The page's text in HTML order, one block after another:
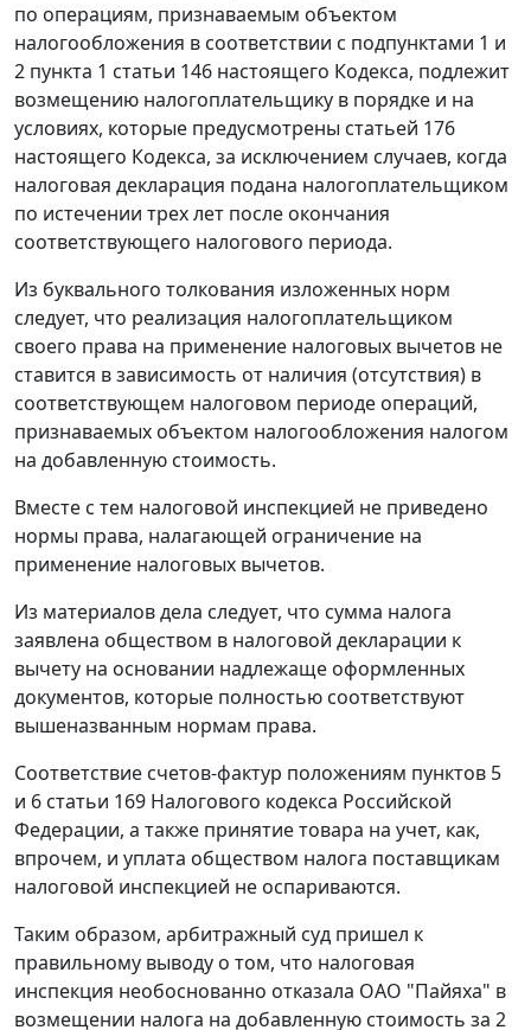
по операциям, признаваемым объектом
налогообложения в соответствии с подпунктами 1 и
2 пункта 1 статьи 146 настоящего Кодекса, подлежит
возмещению налогоплательщику в порядке и на
условиях, которые предусмотрены статьей 176
настоящего Кодекса, за исключением случаев, когда
налоговая декларация подана налогоплательщиком
по истечении трех лет после окончания
соответствующего налогового периода.
Из буквального толкования изложенных норм
следует, что реализация налогоплательщиком
своего права на применение налоговых вычетов не
ставится в зависимость от наличия (отсутствия) в
соответствующем налоговом периоде операций,
признаваемых объектом налогообложения налогом
на добавленную стоимость.
Вместе с тем налоговой инспекцией не приведено
нормы права, налагающей ограничение на
применение налоговых вычетов.
Из материалов дела следует, что сумма налога
заявлена обществом в налоговой декларации к
вычету на основании надлежаще оформленных
документов, которые полностью соответствуют
вышеназванным нормам права.
Соответствие счетов-фактур положениям пунктов 5
и 6 статьи 169 Налогового кодекса Российской
Федерации, а также принятие товара на учет, как,
впрочем, и уплата обществом налога поставщикам
налоговой инспекцией не оспариваются.
Таким образом, арбитражный суд пришел к
правильному выводу о том, что налоговая
инспекция необоснованно отказала ОАО "Пайяха" в
возмещении налога на добавленную стоимость за 2